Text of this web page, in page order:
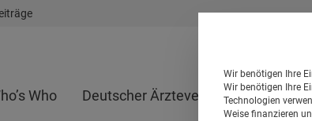
Who Deutscher Ärzteverlag
Wir benötigen Ihre
Wir benötigen Ihre
Technologien
Weise finanzieren